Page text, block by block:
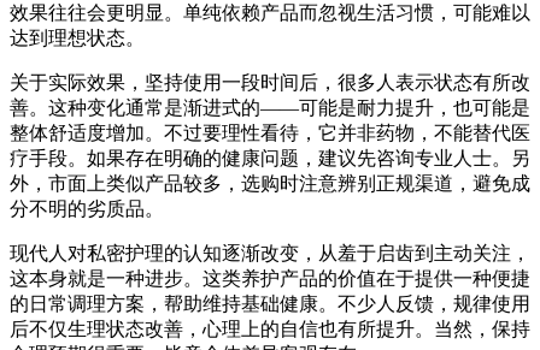
效果往往会更明显。单纯依赖产品而忽视生活习惯，可能难以
达到理想状态。
关于实际效果，坚持使用一段时间后，很多人表示状态有所改
善。这种变化通常是渐进式的——可能是耐力提升，也可能是
整体舒适度增加。不过要理性看待，它并非药物，不能替代医
疗手段。如果存在明确的健康问题，建议先咨询专业人士。另
外，市面上类似产品较多，选购时注意辨别正规渠道，避免成
分不明的劣质品。
现代人对私密护理的认知逐渐改变，从羞于启齿到主动关注，
这本身就是一种进步。这类养护产品的价值在于提供一种便捷
的日常调理方案，帮助维持基础健康。不少人反馈，规律使用
后不仅生理状态改善，心理上的自信也有所提升。当然，保持